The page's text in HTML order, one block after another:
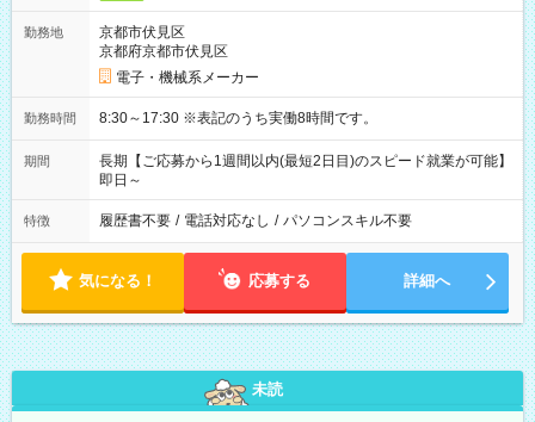
勤務地
京都市伏見区
京都府京都市伏見区
電子・機械系メーカー
勤務時間 8:30～17:30 ※表記のうち実働8時間です。
期間
長期【ご応募から1週間以内(最短2日目)のスピード就業が可能】
即日～
特徴 履歴書不要 / 電話対応なし / パソコンスキル不要
気になる！ 応募する 詳細へ
未読